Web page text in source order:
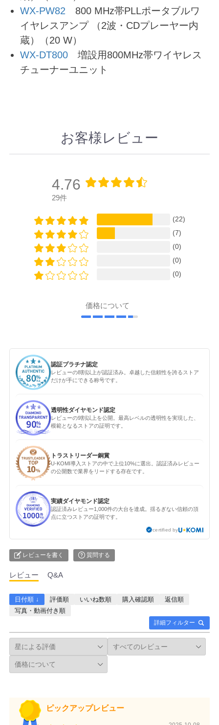
WX-PW82 800 MHz帯PLLポータブルワ
イヤレスアンプ （2波・CDプレーヤー内
蔵）（20 W）
WX-DT800増設用800MHz帯ワイヤレス
チューナーユニット
お客様レビュー
4.76
29件
(22)
(7)
(0)
(0)
(0)
価格について
認証プラチナ認定
レビューの8割以上が認証済み。卓越した信頼性を誇るストア
だけが手にできる称号です。
透明性ダイヤモンド認定
レビューの9割以上を公開。最高レベルの透明性を実現した、
模範となるストアの証明です。
トラストリーダー銅賞
U-KOMI導入ストアの中で上位10%に選出。認証済みレビュー
の公開数で業界をリードする存在です。
実績ダイヤモンド認定
認証済みレビュー1,000件の大台を達成。揺るぎない信頼の頂
点に立つストアの証明です。
certified by
レビューを書く 質問する
レビュー Q&A
詳細フィルター
日付順 ↓ 評価順 いいね数順 購入確認順
返信順
写真・動画付き順
ピックアップレビュー